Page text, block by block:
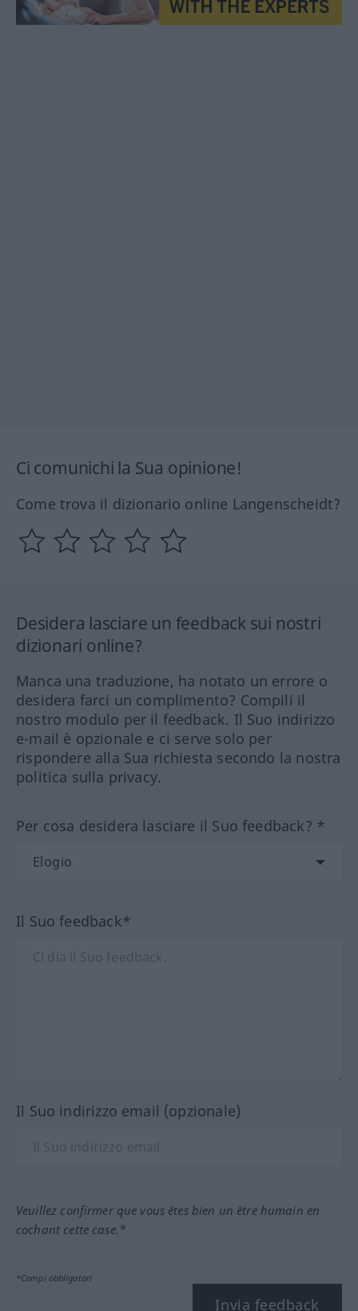
Ci comunichi la Sua opinione!
Come trova il dizionario online Langenscheidt?
Desidera lasciare un feedback sui nostri
dizionari online?
Manca una traduzione, ha notato un errore o
desidera farci un complimento? Compili il
nostro modulo per il feedback. Il Suo indirizzo
e-mail è opzionale e ci serve solo per
rispondere alla Sua richiesta secondo la nostra
politica sulla privacy.
Per cosa desidera lasciare il Suo feedback? *
Il Suo feedback*
Il Suo indirizzo email (opzionale)
Veuillez confirmer que vous êtes bien un être humain en
cochant cette case.*
*Campi obbligatori
Invia feedback